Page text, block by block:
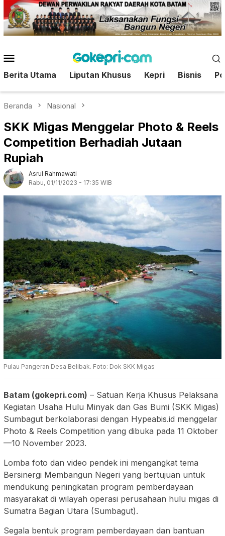
Loncat
ke
konten
Mobile
Berita Utama Liputan Khusus Kepri Bisnis
Beranda Nasional
SKK Migas Menggelar Photo & Reels
Competition Berhadiah Jutaan
Rupiah
Asrul Rahmawati
Rabu, 01/11/2023 - 17:35 WIB
Pulau Pangeran Desa Belibak. Foto: Dok SKK Migas
Batam (gokepri.com) – Satuan Kerja Khusus Pelaksana
Kegiatan Usaha Hulu Minyak dan Gas Bumi (SKK Migas)
Sumbagut berkolaborasi dengan Hypeabis.id menggelar
Photo & Reels Competition yang dibuka pada 11 Oktober
—10 November 2023.
Lomba foto dan video pendek ini mengangkat tema
Bersinergi Membangun Negeri yang bertujuan untuk
mendukung peningkatan program pemberdayaan
masyarakat di wilayah operasi perusahaan hulu migas di
Sumatra Bagian Utara (Sumbagut).
Segala bentuk program pemberdayaan dan bantuan